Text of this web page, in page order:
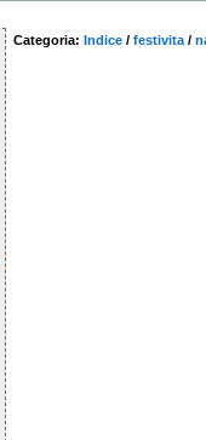
Categoria: Indice / festivita /